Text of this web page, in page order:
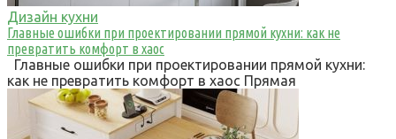
Дизайн кухни
Главные ошибки при проектировании прямой кухни: как не
превратить комфорт в хаос
Главные ошибки при проектировании прямой кухни:
как не превратить комфорт в хаос Прямая